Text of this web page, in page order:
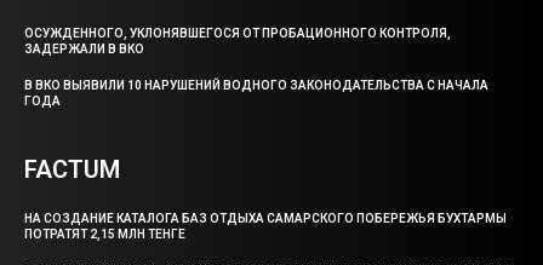
ОСУЖДЕННОГО, УКЛОНЯВШЕГОСЯ ОТ ПРОБАЦИОННОГО КОНТРОЛЯ,
ЗАДЕРЖАЛИ В ВКО
В ВКО ВЫЯВИЛИ 10 НАРУШЕНИЙ ВОДНОГО ЗАКОНОДАТЕЛЬСТВА С НАЧАЛА
ГОДА
FACTUM
НА СОЗДАНИЕ КАТАЛОГА БАЗ ОТДЫХА САМАРСКОГО ПОБЕРЕЖЬЯ БУХТАРМЫ
ПОТРАТЯТ 2,15 МЛН ТЕНГЕ